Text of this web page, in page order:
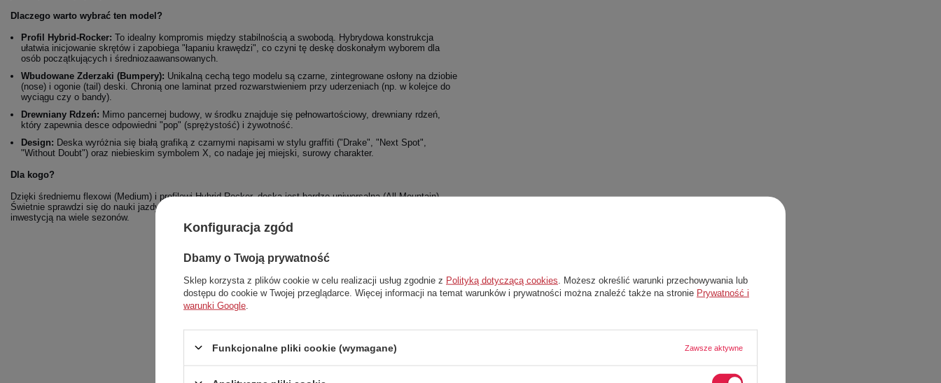
Dlaczego warto wybrać ten model?
Profil Hybrid-Rocker: To idealny kompromis między stabilnością a swobodą. Hybrydowa konstrukcja
ułatwia inicjowanie skrętów i zapobiega "łapaniu krawędzi", co czyni tę deskę doskonałym wyborem dla
osób początkujących i średniozaawansowanych.
Wbudowane Zderzaki (Bumpery): Unikalną cechą tego modelu są czarne, zintegrowane osłony na dziobie
(nose) i ogonie (tail) deski. Chronią one laminat przed rozwarstwieniem przy uderzeniach (np. w kolejce do
wyciągu czy o bandy).
Drewniany Rdzeń: Mimo pancernej budowy, w środku znajduje się pełnowartościowy, drewniany rdzeń,
który zapewnia desce odpowiedni "pop" (sprężystość) i żywotność.
Design: Deska wyróżnia się białą grafiką z czarnymi napisami w stylu graffiti ("Drake", "Next Spot",
"Without Doubt") oraz niebieskim symbolem X, co nadaje jej miejski, surowy charakter.
Dla kogo?
Dzięki średniemu flexowi (Medium) i profilowi Hybrid-Rocker, deska jest bardzo uniwersalna (All-Mountain).
Świetnie sprawdzi się do nauki jazdy, doskonalenia techniki, a dzięki wzmocnionej konstrukcji będzie
inwestycją na wiele sezonów.
Konfiguracja zgód
Dbamy o Twoją prywatność
Sklep korzysta z plików cookie w celu realizacji usług zgodnie z Polityką dotyczącą cookies . Możesz określić warunki przechowywania lub
dostępu do cookie w Twojej przeglądarce. Więcej informacji na temat warunków i prywatności można znaleźć także na stronie Prywatność i
warunki Google
Funkcjonalne pliki cookie (wymagane) Zawsze aktywne